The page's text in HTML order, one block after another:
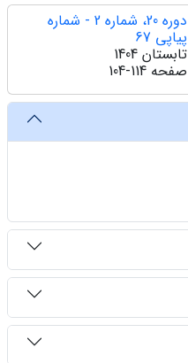
دوره 20، شماره 2 - شماره
پیاپی 67
تابستان 1404
صفحه 104-114